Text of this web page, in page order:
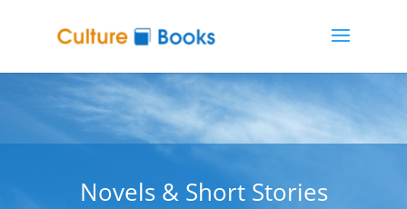
Novels & Short Stories